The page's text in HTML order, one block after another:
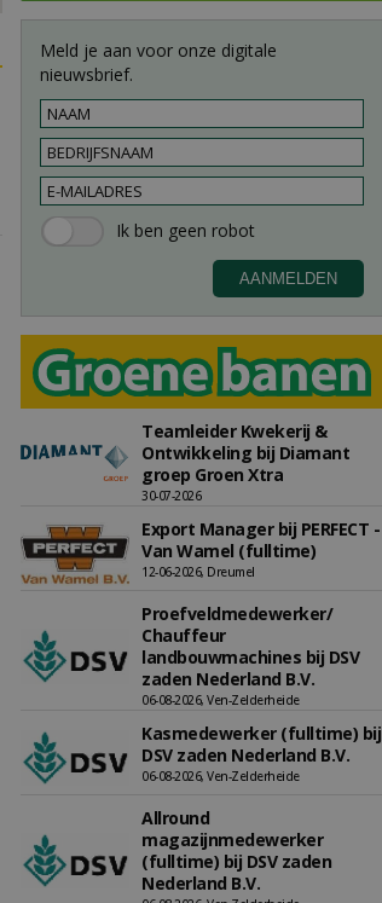
Meld je aan voor onze digitale
nieuwsbrief.
Teamleider Kwekerij &
Ontwikkeling bij Diamant
groep Groen Xtra
30-07-2026
Export Manager bij PERFECT -
Van Wamel (fulltime)
12-06-2026, Dreumel
Proefveldmedewerker/
Chauffeur
landbouwmachines bij DSV
zaden Nederland B.V.
06-08-2026, Ven-Zelderheide
Kasmedewerker (fulltime) bij
DSV zaden Nederland B.V.
06-08-2026, Ven-Zelderheide
Allround
magazijnmedewerker
(fulltime) bij DSV zaden
Nederland B.V.